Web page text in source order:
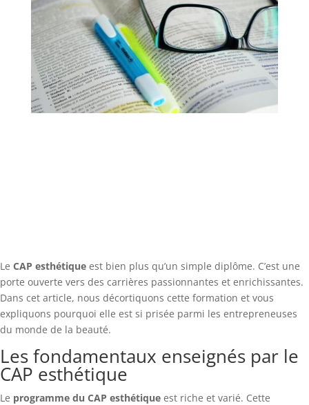
Le CAP esthétique est bien plus qu’un simple diplôme. C’est une
porte ouverte vers des carrières passionnantes et enrichissantes.
Dans cet article, nous décortiquons cette formation et vous
expliquons pourquoi elle est si prisée parmi les entrepreneuses
du monde de la beauté.
Les fondamentaux enseignés par le
CAP esthétique
Le programme du CAP esthétique est riche et varié. Cette